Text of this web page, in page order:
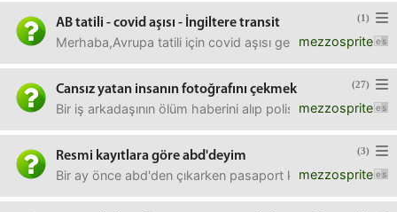
(1)
AB tatili - covid aşısı - İngiltere transit
mezzosprite
Merhaba,Avrupa tatili için covid aşısı gerekli
(27)
Cansız yatan insanın fotoğrafını çekmek
mezzosprite
Bir iş arkadaşının ölüm haberini alıp polisten önce olay
(3)
Resmi kayıtlara göre abd'deyim
mezzosprite
Bir ay önce abd'den çıkarken pasaport kontrolünden